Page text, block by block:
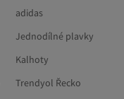
adidas
Jednodílné plavky
Kalhoty
Trendyol Řecko